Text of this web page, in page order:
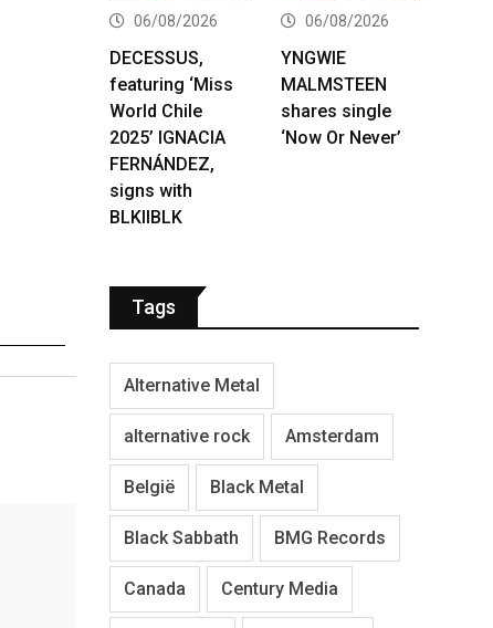
06/08/2026
DECESSUS,
featuring ‘Miss
World Chile
2025’ IGNACIA
FERNÁNDEZ,
signs with
BLKIIBLK
06/08/2026
YNGWIE
MALMSTEEN
shares single
‘Now Or Never’
Tags
Alternative Metal
alternative rock Amsterdam
België Black Metal
Black Sabbath BMG Records
Canada Century Media